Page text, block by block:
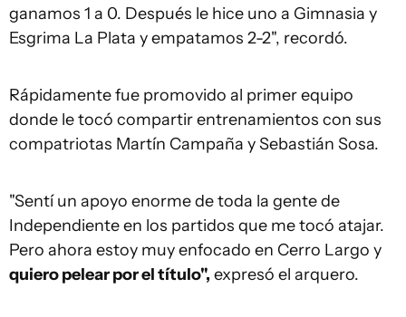
ganamos 1 a 0. Después le hice uno a Gimnasia y
Esgrima La Plata y empatamos 2-2", recordó.
Rápidamente fue promovido al primer equipo
donde le tocó compartir entrenamientos con sus
compatriotas Martín Campaña y Sebastián Sosa.
"Sentí un apoyo enorme de toda la gente de
Independiente en los partidos que me tocó atajar.
Pero ahora estoy muy enfocado en Cerro Largo y
quiero pelear por el título", expresó el arquero.